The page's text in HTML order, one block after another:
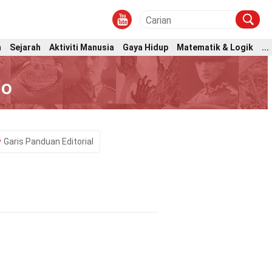
Sejarah Aktiviti Manusia Gaya Hidup Matematik & Logik ...
Garis Panduan Editorial